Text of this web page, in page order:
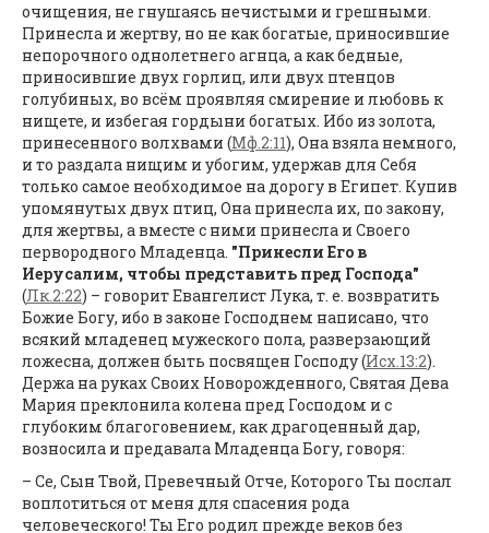
очищения, не гнушаясь нечистыми и грешными.
Принесла и жертву, но не как богатые, приносившие
непорочного однолетнего агнца, а как бедные,
приносившие двух горлиц, или двух птенцов
голубиных, во всём проявляя смирение и любовь к
нищете, и избегая гордыни богатых. Ибо из золота,
принесенного волхвами (Мф.2:11), Она взяла немного,
и то раздала нищим и убогим, удержав для Себя
только самое необходимое на дорогу в Египет. Купив
упомянутых двух птиц, Она принесла их, по закону,
для жертвы, а вместе с ними принесла и Своего
первородного Младенца. "Принесли Его в
Иерусалим, чтобы представить пред Господа"
(Лк.2:22) – говорит Евангелист Лука, т. е. возвратить
Божие Богу, ибо в законе Господнем написано, что
всякий младенец мужеского пола, разверзающий
ложесна, должен быть посвящен Господу (Исх.13:2).
Держа на руках Своих Новорожденного, Святая Дева
Мария преклонила колена пред Господом и с
глубоким благоговением, как драгоценный дар,
возносила и предавала Младенца Богу, говоря:
– Се, Сын Твой, Превечный Отче, Которого Ты послал
воплотиться от меня для спасения рода
человеческого! Ты Его родил прежде веков без